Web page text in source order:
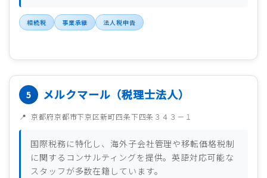
相続税 事業承継 法人税申告
メルクマール（税理士法人）
京都府京都市下京区新町四条下四条３４３－１
国際税務に特化し、海外子会社管理や移転価格税制
に関するコンサルティングを提供。英語対応可能な
スタッフが多数在籍しています。